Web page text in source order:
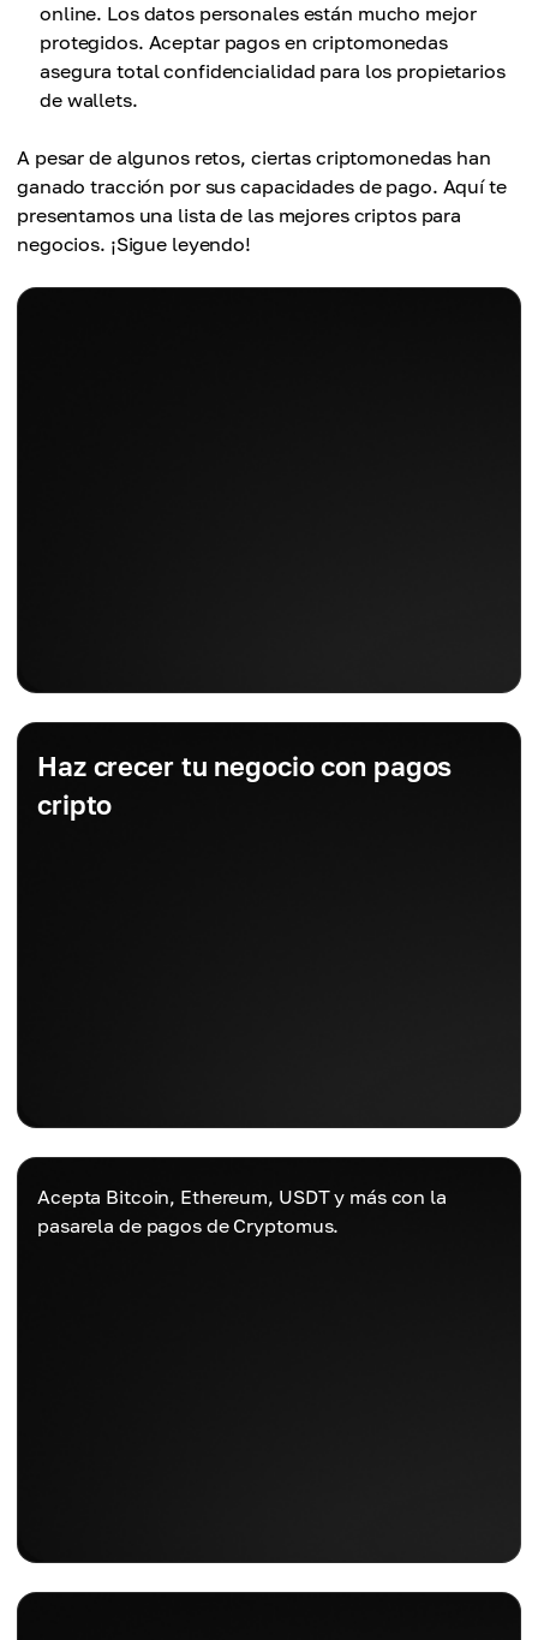
online. Los datos personales están mucho mejor
protegidos. Aceptar pagos en criptomonedas
asegura total confidencialidad para los propietarios
de wallets.
A pesar de algunos retos, ciertas criptomonedas han
ganado tracción por sus capacidades de pago. Aquí te
presentamos una lista de las mejores criptos para
negocios. ¡Sigue leyendo!
Haz crecer tu negocio con pagos
cripto
Acepta Bitcoin, Ethereum, USDT y más con la
pasarela de pagos de Cryptomus.